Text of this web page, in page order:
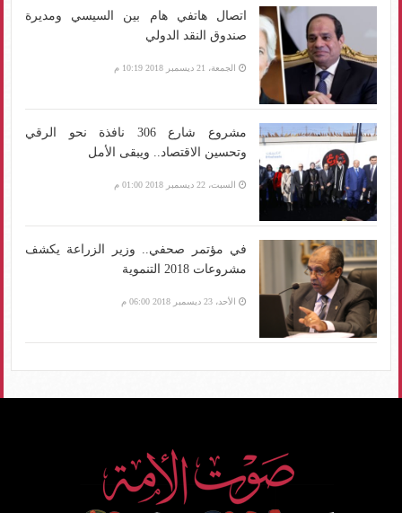
اتصال هاتفي هام بين السيسي ومديرة
صندوق النقد الدولي
الجمعة، 21 ديسمبر 2018 10:19 م
مشروع شارع 306 نافذة نحو الرقي
وتحسين الاقتصاد.. ويبقى الأمل
السبت، 22 ديسمبر 2018 01:00 م
في مؤتمر صحفي.. وزير الزراعة يكشف
مشروعات 2018 التنموية
الأحد، 23 ديسمبر 2018 06:00 م